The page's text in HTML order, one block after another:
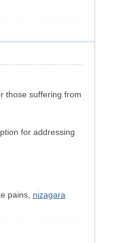
those suffering from
for addressing
pains, nizagara